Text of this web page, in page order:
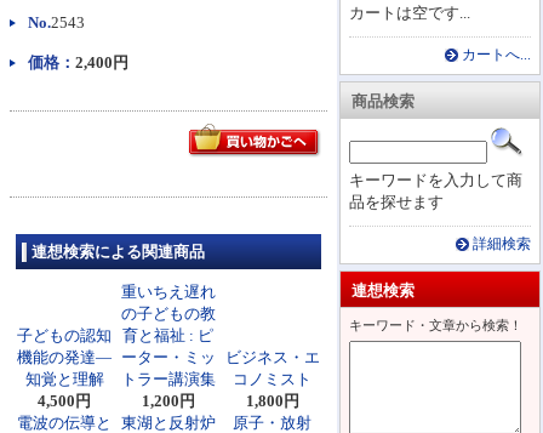
カートは空です...
カートへ...
商品検索
キーワードを入力して商
品を探せます
詳細検索
連想検索
キーワード・文章から検索！
No.2543
価格： 2,400円
連想検索による関連商品
子どもの認知
機能の発達―
知覚と理解
4,500円
重いちえ遅れ
の子どもの教
育と福祉 : ピ
ーター・ミッ
トラー講演集
1,200円
ビジネス・エ
コノミスト
1,800円
電波の伝導と
東湖と反射炉
原子・放射